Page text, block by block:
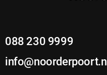
088 230 9999
info@noorderpoort.nl